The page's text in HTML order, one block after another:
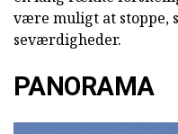
være muligt at stoppe,
seværdigheder.
PANORAMA